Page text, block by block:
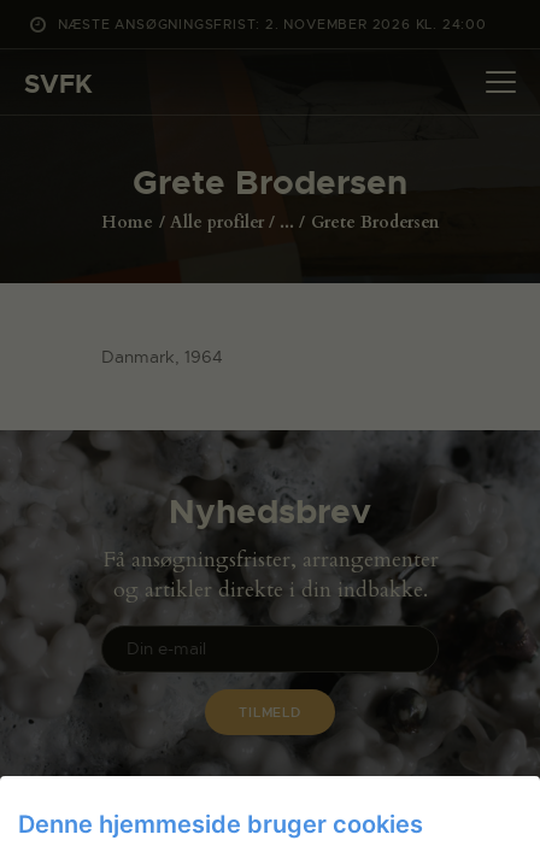
NÆSTE ANSØGNINGSFRIST: 2. NOVEMBER 2026 KL. 24:00
SVFK
Grete Brodersen
Home Alle profiler ... Grete Brodersen
DET SKER
ANSØG
ENGLISH
Danmark, 1964
Nyhedsbrev
Få ansøgningsfrister, arrangementer
og artikler direkte i din indbakke.
Denne hjemmeside bruger cookies